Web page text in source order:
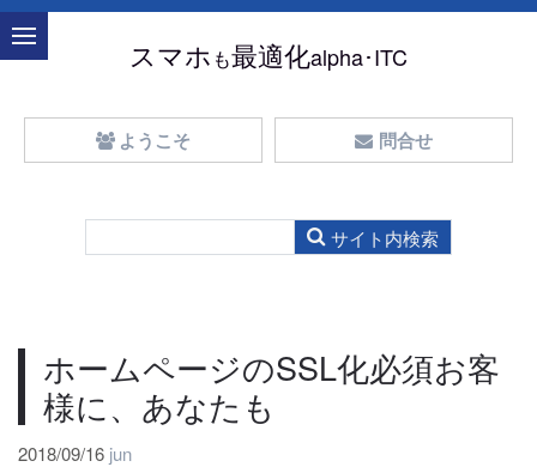
スマホ も最適化alpha･ITC
ようこそ 問合せ
ホームページのSSL化必須お客
様に、あなたも
2018/09/16 jun